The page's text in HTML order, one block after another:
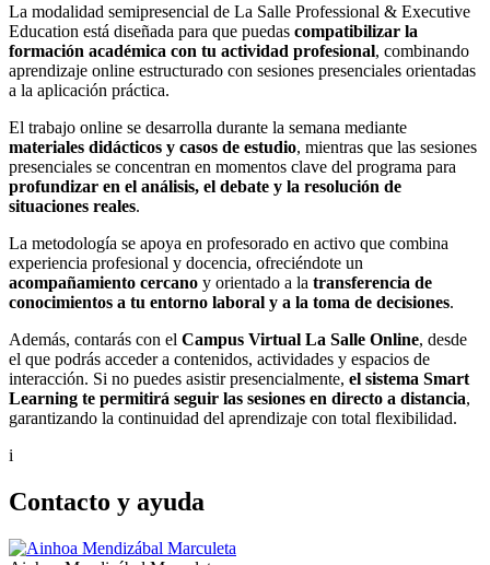
La modalidad semipresencial de La Salle Professional & Executive
Education está diseñada para que puedas compatibilizar la
formación académica con tu actividad profesional, combinando
aprendizaje online estructurado con sesiones presenciales orientadas
a la aplicación práctica.
El trabajo online se desarrolla durante la semana mediante
materiales didácticos y casos de estudio, mientras que las sesiones
presenciales se concentran en momentos clave del programa para
profundizar en el análisis, el debate y la resolución de
situaciones reales.
La metodología se apoya en profesorado en activo que combina
experiencia profesional y docencia, ofreciéndote un
acompañamiento cercano y orientado a la transferencia de
conocimientos a tu entorno laboral y a la toma de decisiones.
Además, contarás con el Campus Virtual La Salle Online, desde
el que podrás acceder a contenidos, actividades y espacios de
interacción. Si no puedes asistir presencialmente, el sistema Smart
Learning te permitirá seguir las sesiones en directo a distancia,
garantizando la continuidad del aprendizaje con total flexibilidad.
i
Contacto y ayuda